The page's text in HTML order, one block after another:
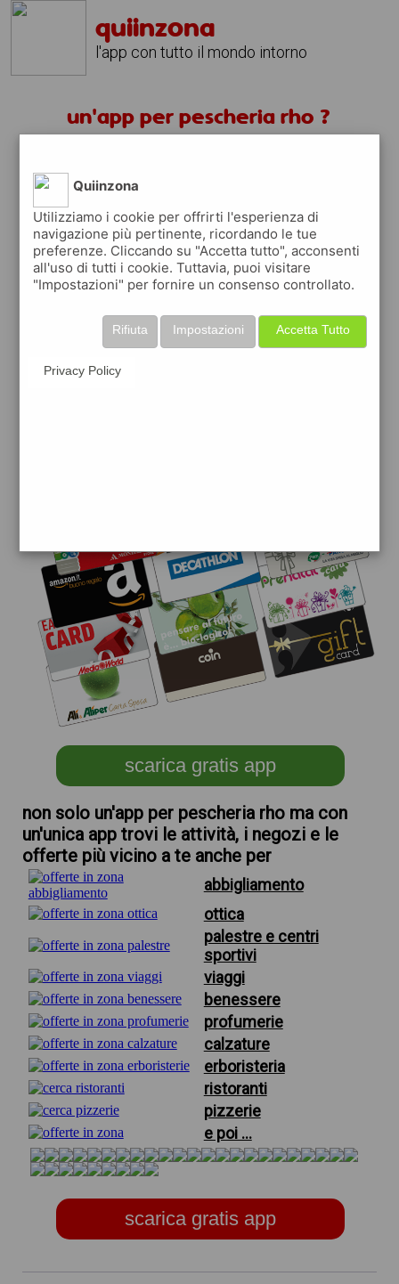
quiinzona
l'app con tutto il mondo intorno
un'app per pescheria rho ?
quiinzona è una app
gratuita
che ti aiuta se cerchi 'un'app per
pescheria rho ?' e che ti premia ogni volta
che la usi
raccogli punti da convertire inbuoni sconto
o gift card
per fare la spesa, fare
scarica gratis app
non solo un'app per pescheria rho ma con
un'unica app trovi le attività, i negozi e le
offerte più vicino a te anche per
abbigliamento
ottica
palestre e centri
sportivi
viaggi
benessere
profumerie
calzature
erboristeria
ristoranti
pizzerie
e poi ...
scarica gratis app
Quiinzona
Utilizziamo i cookie per offrirti l'esperienza di
navigazione più pertinente, ricordando le tue
preferenze. Cliccando su "Accetta tutto", acconsenti
all'uso di tutti i cookie. Tuttavia, puoi visitare
"Impostazioni" per fornire un consenso controllato.
Accetta Tutto
Impostazioni
Rifiuta
Privacy Policy